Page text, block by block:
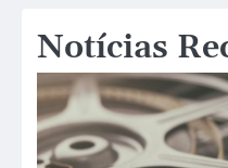
Notícias